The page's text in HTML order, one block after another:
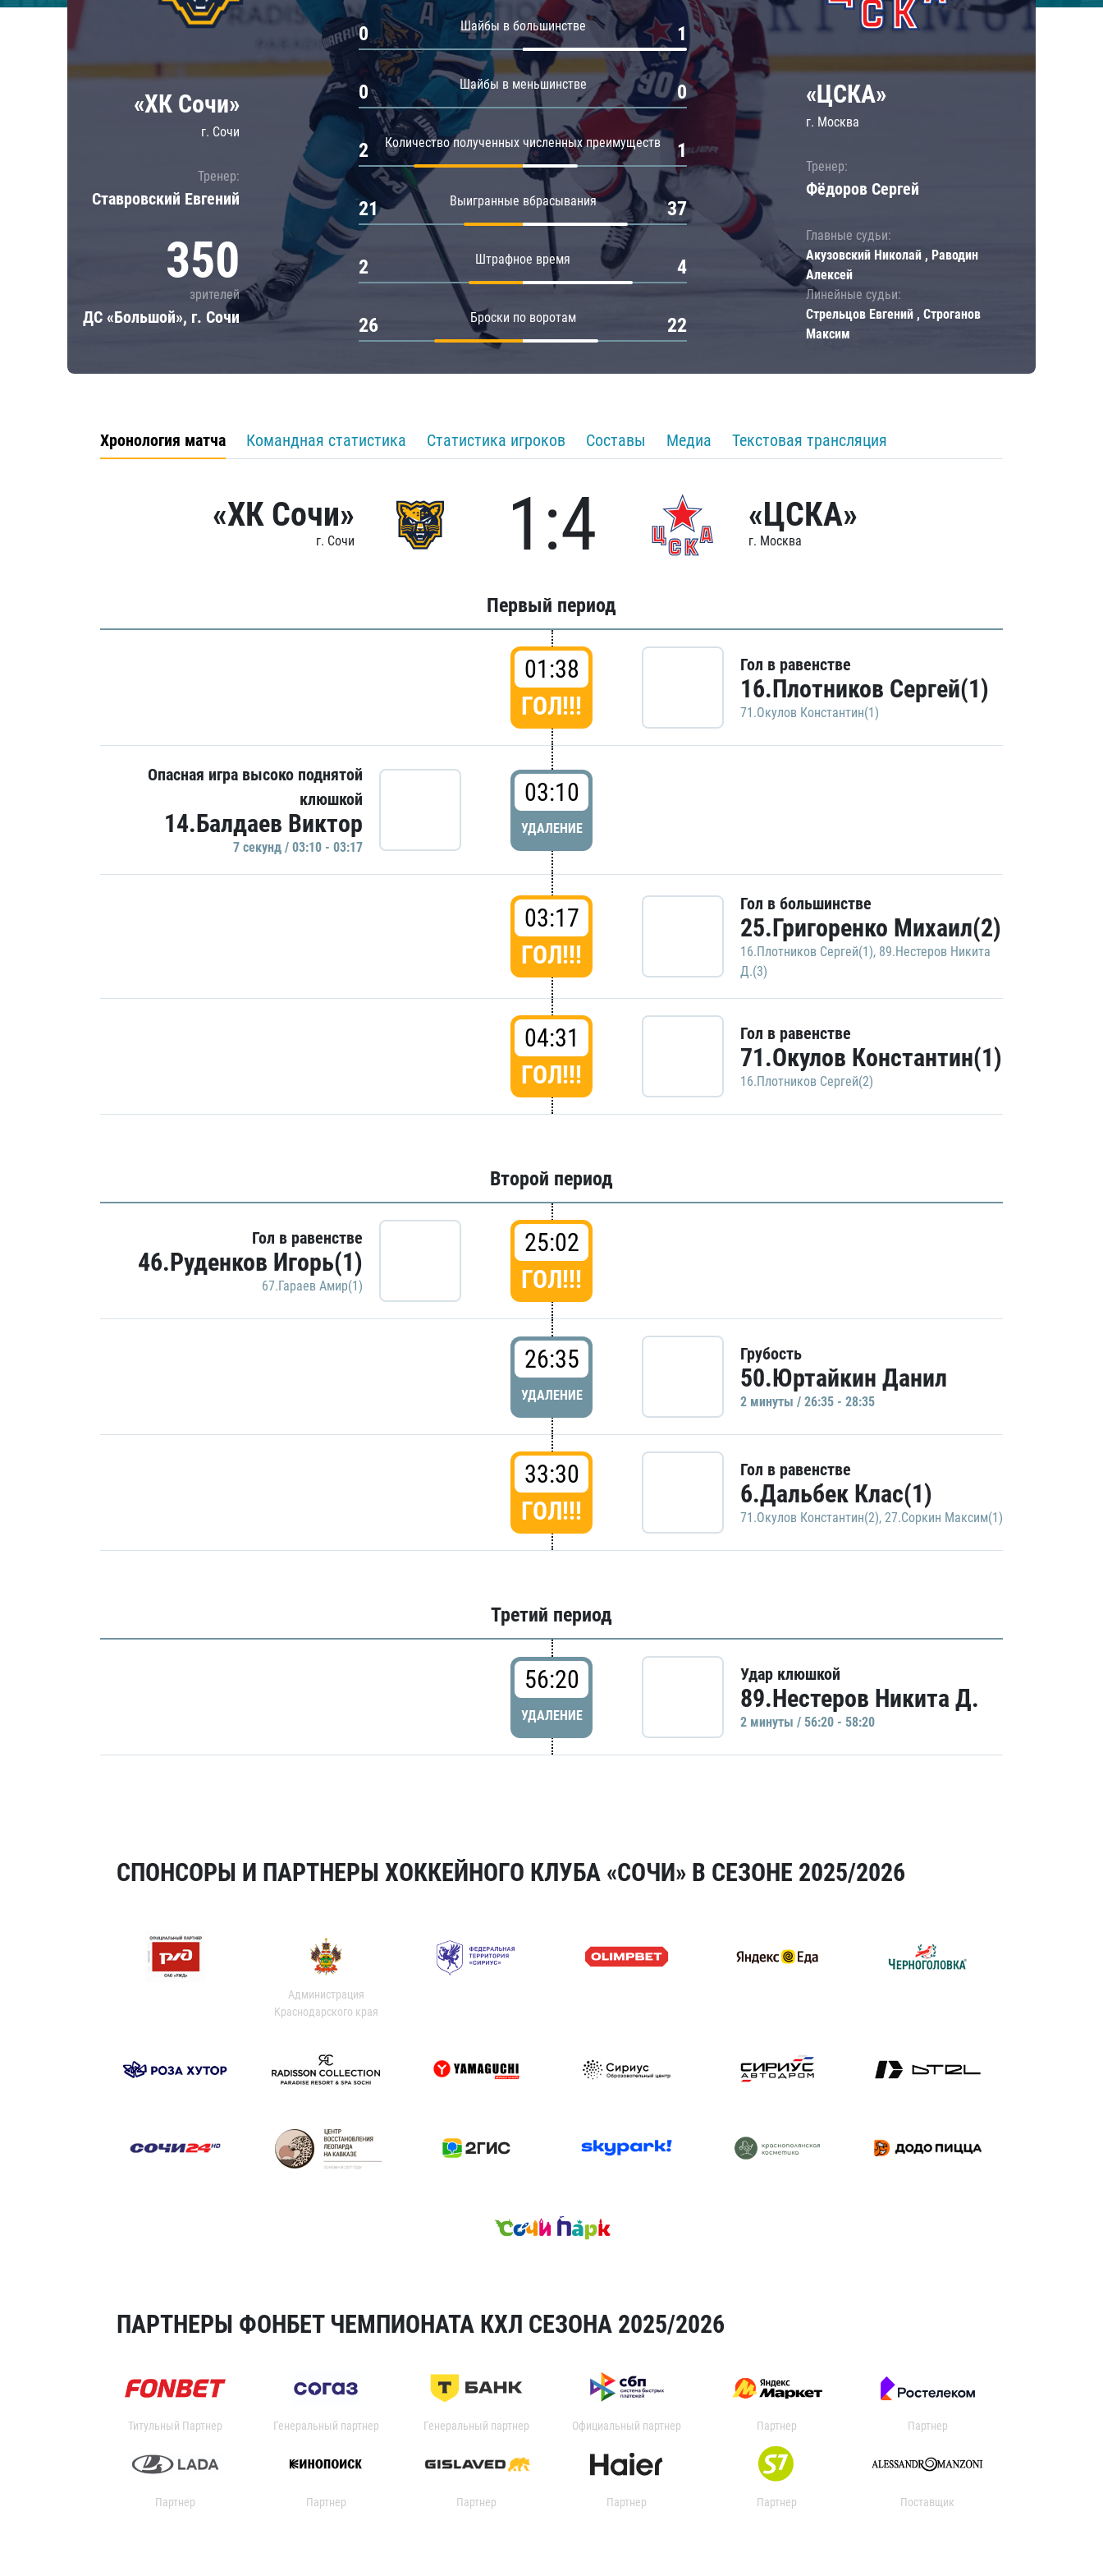
Локомотив
ЦСКА
Шанхайские Драконы
Амур
Барыс
Салават Юлаев
«ХК Сочи»
г. Сочи
Тренер:
Ставровский Евгений
350
зрителей
ДС «Большой», г. Сочи
Шайбы в большинстве
0 1
Шайбы в меньшинстве
0 0
Количество полученных численных преимуществ
2 1
Выигранные вбрасывания
21 37
Штрафное время
2 4
Броски по воротам
26 22
«ЦСКА»
г. Москва
Тренер:
Фёдоров Сергей
Главные судьи:
Акузовский Николай , Раводин
Алексей
Линейные судьи:
Стрельцов Евгений , Строганов
Максим
Хронология матча Командная статистика Статистика игроков Составы Медиа Текстовая трансляция
«ХК Сочи»
г. Сочи 1:4 «ЦСКА»
г. Москва
Первый период
01:38
ГОЛ!!!
Гол в равенстве
16.Плотников Сергей(1)
71.Окулов Константин(1)
Опасная игра высоко поднятой
клюшкой
14.Балдаев Виктор
7 секунд / 03:10 - 03:17
03:10
УДАЛЕНИЕ
03:17
ГОЛ!!!
Гол в большинстве
25.Григоренко Михаил(2)
16.Плотников Сергей(1), 89.Нестеров Никита
Д.(3)
04:31
ГОЛ!!!
Гол в равенстве
71.Окулов Константин(1)
16.Плотников Сергей(2)
Второй период
Гол в равенстве
46.Руденков Игорь(1)
67.Гараев Амир(1)
25:02
ГОЛ!!!
26:35
УДАЛЕНИЕ
Грубость
50.Юртайкин Данил
2 минуты / 26:35 - 28:35
33:30
ГОЛ!!!
Гол в равенстве
6.Дальбек Клас(1)
71.Окулов Константин(2), 27.Соркин Максим(1)
Третий период
56:20
УДАЛЕНИЕ
Удар клюшкой
89.Нестеров Никита Д.
2 минуты / 56:20 - 58:20
СПОНСОРЫ И ПАРТНЕРЫ ХОККЕЙНОГО КЛУБА «СОЧИ» В СЕЗОНЕ 2025/2026
Администрация
Краснодарского края
ПАРТНЕРЫ ФОНБЕТ ЧЕМПИОНАТА КХЛ СЕЗОНА 2025/2026
Титульный Партнер Генеральный партнер Генеральный партнер Официальный партнер Партнер Партнер
Партнер Партнер Партнер Партнер Партнер Поставщик